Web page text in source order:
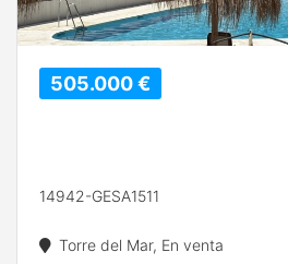
505.000 €
14942-GESA1511
Torre del Mar, En venta